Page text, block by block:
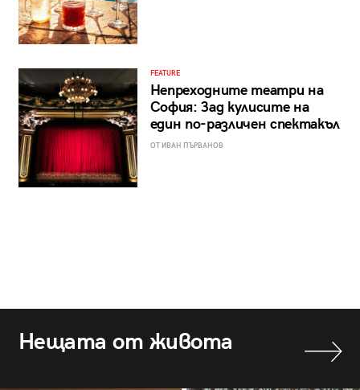
FEATURE
Непреходните театри на
София: Зад кулисите на
един по-различен спектакъл
ОТ ИВАН ПЪРВАНОВ
Нещата от живота